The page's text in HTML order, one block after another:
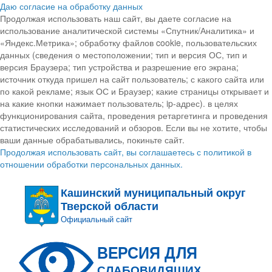
Даю согласие на обработку данных
Продолжая использовать наш сайт, вы даете согласие на
использование аналитической системы «Спутник/Аналитика» и
«Яндекс.Метрика»; обработку файлов cookie, пользовательских
данных (сведения о местоположении; тип и версия ОС, тип и
версия Браузера; тип устройства и разрешение его экрана;
источник откуда пришел на сайт пользователь; с какого сайта или
по какой рекламе; язык ОС и Браузер; какие страницы открывает и
на какие кнопки нажимает пользователь; ip-адрес). в целях
функционирования сайта, проведения ретаргетинга и проведения
статистических исследований и обзоров. Если вы не хотите, чтобы
ваши данные обрабатывались, покиньте сайт.
Продолжая использовать сайт, вы соглашаетесь с политикой в
отношении обработки персональных данных.